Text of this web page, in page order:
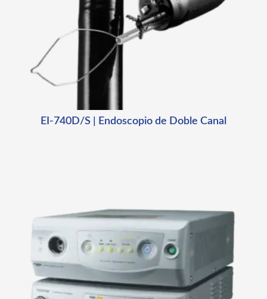
EI-740D/S | Endoscopio de Doble Canal